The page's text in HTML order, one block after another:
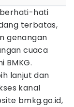
berhati-hati
terbatas,
genangan
cuaca
BMKG.
lanjut dan
kanal
bmkg.go.id,